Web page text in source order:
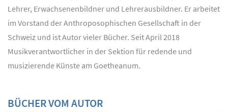
Lehrer, Erwachsenenbildner und Lehrerausbildner. Er arbeitet
im Vorstand der Anthroposophischen Gesellschaft in der
Schweiz und ist Autor vieler Bücher. Seit April 2018
Musikverantwortlicher in der Sektion für redende und
musizierende Künste am Goetheanum.
BÜCHER VOM AUTOR